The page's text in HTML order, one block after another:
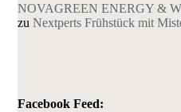
NOVAGREEN ENERGY &
zuNextperts Frühstück mit
Facebook Feed: